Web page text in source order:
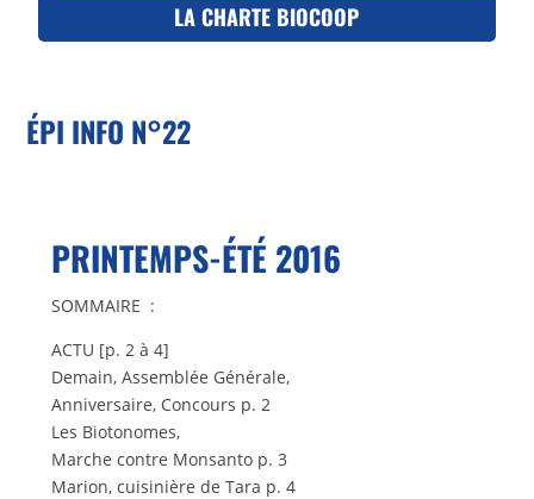
LA CHARTE BIOCOOP
ÉPI INFO N°22
PRINTEMPS-ÉTÉ 2016
SOMMAIRE :
ACTU [p. 2 à 4]
Demain, Assemblée Générale,
Anniversaire, Concours p. 2
Les Biotonomes,
Marche contre Monsanto p. 3
Marion, cuisinière de Tara p. 4